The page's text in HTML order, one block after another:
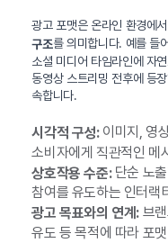
광고 포맷은 온라인 환경에
구조를 의미합니다. 예를 들
소셜 미디어 타임라인에 자
동영상 스트리밍 전후에 등
속합니다.
시각적 구성:이미지, 영
소비자에게 직관적인 메
상호작용 수준:단순 노출
참여를 유도하는 인터랙
광고 목표와의 연계:브랜
유도 등 목적에 따라 포